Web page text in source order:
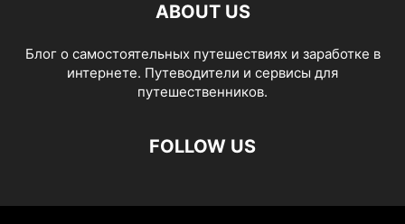
ABOUT US
Блог о самостоятельных путешествиях и заработке в
интернете. Путеводители и сервисы для
путешественников.
FOLLOW US